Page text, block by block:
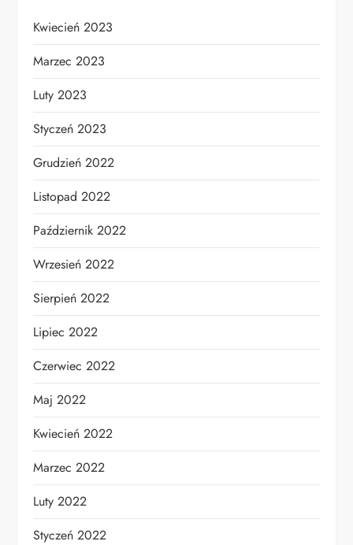
Kwiecień 2023
Marzec 2023
Luty 2023
Styczeń 2023
Grudzień 2022
Listopad 2022
Październik 2022
Wrzesień 2022
Sierpień 2022
Lipiec 2022
Czerwiec 2022
Maj 2022
Kwiecień 2022
Marzec 2022
Luty 2022
Styczeń 2022